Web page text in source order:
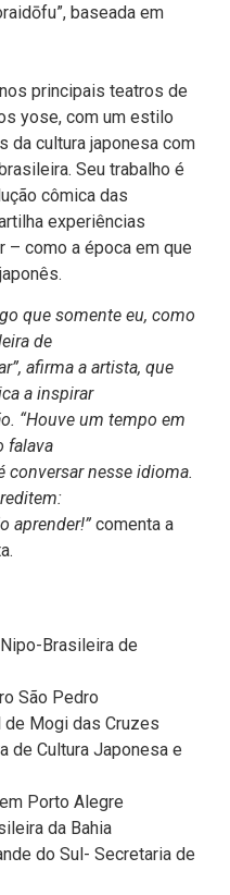
baseada em
principais teatros de
yose, com um estilo
da cultura japonesa com
Seu trabalho é
cômica das
experiências
como a época em que
que somente eu, como
de
afirma a artista, que
a inspirar
“Houve um tempo em
falava
conversar nesse idioma.
aprender!” comenta a
Brasileira de
São Pedro
de Mogi das Cruzes
de Cultura Japonesa e
Porto Alegre
da Bahia
do Sul- Secretaria de